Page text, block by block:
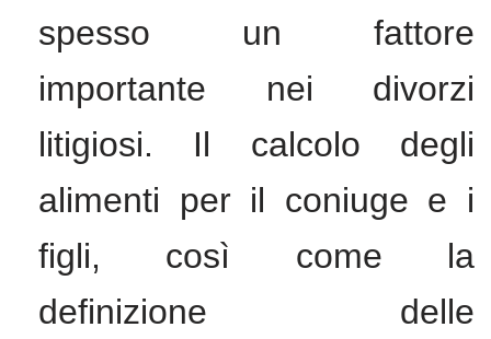
spesso un fattore
importante nei divorzi
litigiosi. Il calcolo degli
alimenti per il coniuge e i
figli, così come la
definizione delle